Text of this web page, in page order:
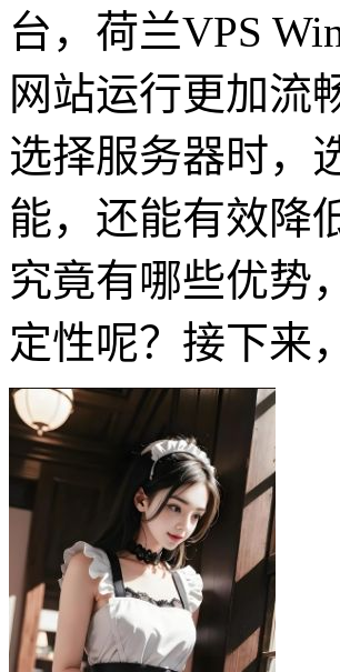
台，荷兰VPS
网站运行更加流
选择服务器时，
能，还能有效降
究竟有哪些优势
定性呢？接下来